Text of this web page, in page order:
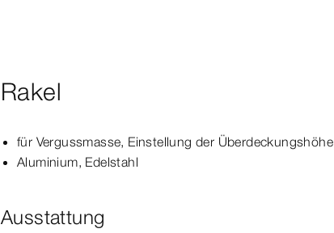
Rakel
für Vergussmasse, Einstellung der Überdeckungshöhe
Aluminium, Edelstahl
Ausstattung